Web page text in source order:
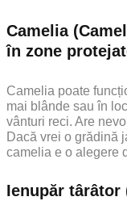
Camelia
în zone
Camelia poate
mai blânde sau în
vânturi reci. Are
Dacă vrei o grădină
camelia e o alegere
Ienupăr